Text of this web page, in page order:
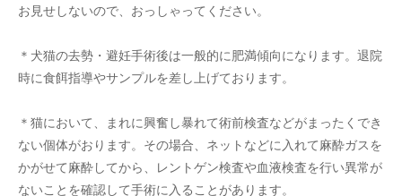
お見せしないので、おっしゃってください。
＊犬猫の去勢・避妊手術後は一般的に肥満傾向になります。退院
時に食餌指導やサンプルを差し上げております。
＊猫において、まれに興奮し暴れて術前検査などがまったくでき
ない個体がおります。その場合、ネットなどに入れて麻酔ガスを
かがせて麻酔してから、レントゲン検査や血液検査を行い異常が
ないことを確認して手術に入ることがあります。